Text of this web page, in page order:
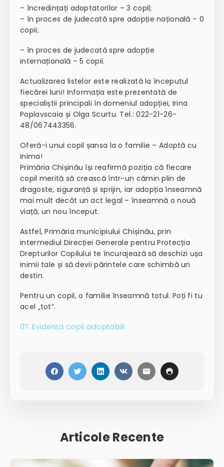
– încredințați adoptatorilor – 3 copil;
– în proces de judecată spre adopție națională – 0
copii;
– în proces de judecată spre adopție
internațională – 5 copii.
Actualizarea listelor este realizată la începutul
fiecărei luni! Informația este prezentată de
specialiștii principali în domeniul adopției, Irina
Poplavscaia și Olga Scurtu. Tel.: 022-21-26-
48/067443356.
Oferă-i unui copil șansa la o familie – Adoptă cu
inima!
Primăria Chișinău își reafirmă poziția că fiecare
copil merită să crească într-un cămin plin de
dragoste, siguranță și sprijin, iar adopția înseamnă
mai mult decât un act legal – înseamnă o nouă
viață, un nou început.
Astfel, Primăria municipiului Chișinău, prin
intermediul Direcției Generale pentru Protecția
Drepturilor Copilului te încurajează să deschizi ușa
inimii tale și să devii părintele care schimbă un
destin.
Pentru un copil,o familie înseamnă totul. Poți fi tu
acel „tot”.
07. Evidența copii adoptabili
Articole Recente